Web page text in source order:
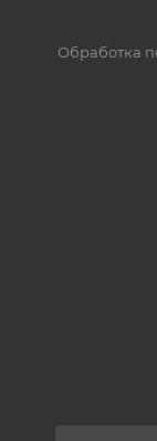
Обработка